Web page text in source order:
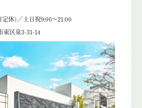
定休)／土日祝9:00～21:00
東区泉3-31-14